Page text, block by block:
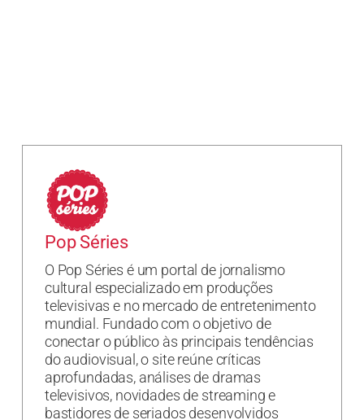
Pop Séries
O Pop Séries é um portal de jornalismo
cultural especializado em produções
televisivas e no mercado de entretenimento
mundial. Fundado com o objetivo de
conectar o público às principais tendências
do audiovisual, o site reúne críticas
aprofundadas, análises de dramas
televisivos, novidades de streaming e
bastidores de seriados desenvolvidos